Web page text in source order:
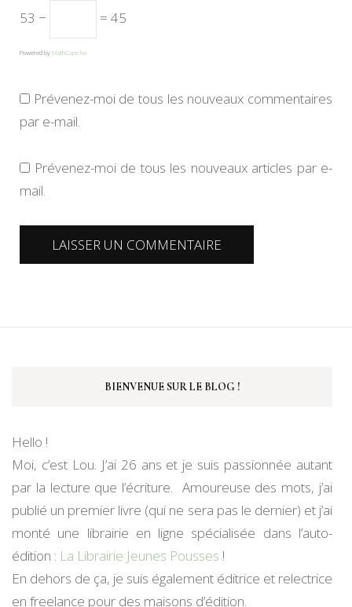
53 −
= 45
Powered byMathCaptcha
Prévenez-moi de tous les nouveaux commentaires
par e-mail.
Prévenez-moi de tous les nouveaux articles par e-
mail.
BIENVENUE SUR LE BLOG !
Hello !
Moi, c’est Lou. J’ai 26 ans et je suis passionnée autant
par la lecture que l’écriture. Amoureuse des mots, j’ai
publié un premier livre (qui ne sera pas le dernier) et j’ai
monté une librairie en ligne spécialisée dans l’auto-
édition : La Librairie Jeunes Pousses !
En dehors de ça, je suis également éditrice et relectrice
en freelance pour des maisons d’édition.